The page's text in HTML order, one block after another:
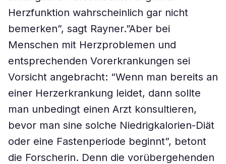
Herzfunktion wahrscheinlich gar nicht
bemerken”, sagt Rayner.”Aber bei
Menschen mit Herzproblemen und
entsprechenden Vorerkrankungen sei
Vorsicht angebracht: “Wenn man bereits an
einer Herzerkrankung leidet, dann sollte
man unbedingt einen Arzt konsultieren,
bevor man sine solche Niedrigkalorien-Diät
oder eine Fastenperiode beginnt”, betont
die Forscherin. Denn die vorübergehenden